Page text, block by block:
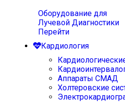
Оборудование для
Лучевой Диагностики
Перейти
Кардиология
Аппараты СМАД
Холтеровские